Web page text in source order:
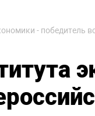
- победитель